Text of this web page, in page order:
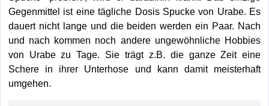
Gegenmittel ist eine tägliche Dosis Spucke von Urabe. Es
dauert nicht lange und die beiden werden ein Paar. Nach
und nach kommen noch andere ungewöhnliche Hobbies
von Urabe zu Tage. Sie trägt z.B. die ganze Zeit eine
Schere in ihrer Unterhose und kann damit meisterhaft
umgehen.